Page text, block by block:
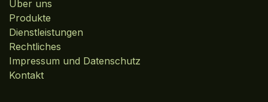
Über uns
Produkte
Dienstleistungen
Rechtliches
Impressum und Datenschutz
Kontakt